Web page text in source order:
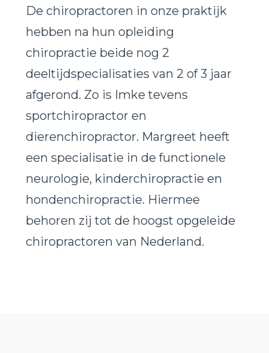
De chiropractoren in onze praktijk
hebben na hun opleiding
chiropractie beide nog 2
deeltijdspecialisaties van 2 of 3 jaar
afgerond. Zo is Imke tevens
sportchiropractor en
dierenchiropractor. Margreet heeft
een specialisatie in de functionele
neurologie, kinderchiropractie en
hondenchiropractie. Hiermee
behoren zij tot de hoogst opgeleide
chiropractoren van Nederland.